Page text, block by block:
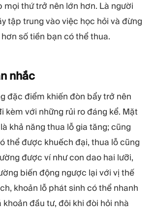
mọi thứ trở nên lớn hơn. Là người
tập trung vào việc học hỏi và đừng
số tiền bạn có thể thua.
nhắc
đặc điểm khiến đòn bẩy trở nên
kèm với những rủi ro đáng kể. Mặt
khả năng thua lỗ gia tăng; cũng
thể được khuếch đại, thua lỗ cũng
được ví như con dao hai lưỡi,
biến động ngược lại với vị thế
khoản lỗ phát sinh có thể nhanh
đầu tư, đôi khi đòi hỏi nhà